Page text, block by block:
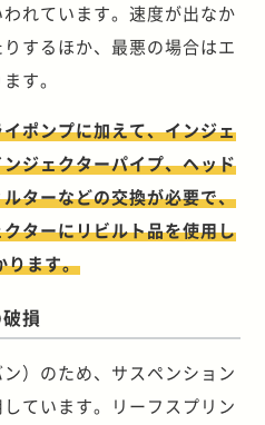
れています。速度が出なか
するほか、最悪の場合はエ
す。
ポンプに加えて、インジェ
ジェクターパイプ、ヘッド
ターなどの交換が必要で、
ターにリビルト品を使用し
ります。
損
）のため、サスペンション
ています。リーフスプリン